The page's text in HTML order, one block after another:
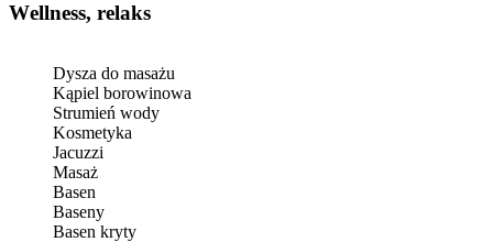
Wellness, relaks
Dysza do masażu
Kąpiel borowinowa
Strumień wody
Kosmetyka
Jacuzzi
Masaż
Basen
Baseny
Basen kryty